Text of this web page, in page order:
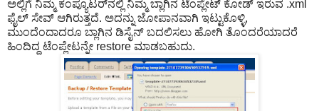
ಅಲ್ಲಿಗೆ ನಿಮ್ಮ ಕಂಪ್ಯೂಟರ್‌ನಲ್ಲಿ ನಿಮ್ಮ ಬ್ಲಾಗಿನ ಟೆಂಪ್ಲೇಟ್ ಕೋಡ್ ಇರುವ .xml
ಫೈಲ್ ಸೇವ್ ಆಗಿರುತ್ತದೆ. ಅದನ್ನು ಜೋಪಾನವಾಗಿ ಇಟ್ಟುಕೊಳ್ಳಿ,
ಮುಂದೆಂದಾದರೂ ಬ್ಲಾಗಿನ ಡಿಸೈನ್ ಬದಲಿಸಲು ಹೋಗಿ ತೊಂದರೆಯಾದರೆ
ಹಿಂದಿದ್ದ ಟೆಂಪ್ಲೇಟನ್ನೇ restore ಮಾಡಬಹುದು.